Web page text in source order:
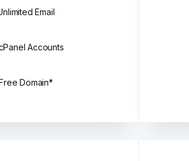
Email
Accounts
Domain*